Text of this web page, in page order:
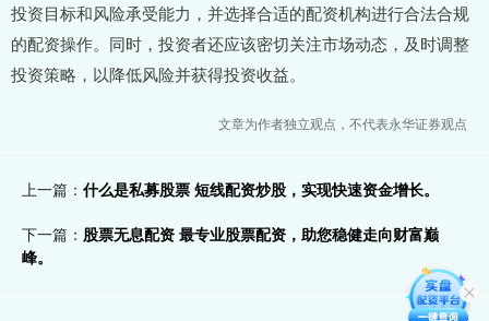
投资目标和风险承受能力，并选择合适的配资机构进行合法合规
的配资操作。同时，投资者还应该密切关注市场动态，及时调整
投资策略，以降低风险并获得投资收益。
文章为作者独立观点，不代表永华证券观点
上一篇： 什么是私募股票 短线配资炒股，实现快速资金增长。
下一篇： 股票无息配资 最专业股票配资，助您稳健走向财富巅
峰。